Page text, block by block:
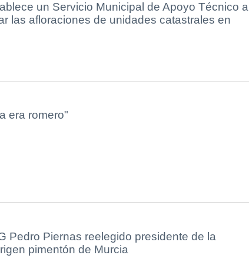
un Servicio Municipal de Apoyo Técnico al
las afloraciones de unidades catastrales en
era romero"
Pedro Piernas reelegido presidente de la
pimentón de Murcia